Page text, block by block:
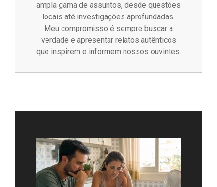
ampla gama de assuntos, desde questões
locais até investigações aprofundadas.
Meu compromisso é sempre buscar a
verdade e apresentar relatos autênticos
que inspirem e informem nossos ouvintes.